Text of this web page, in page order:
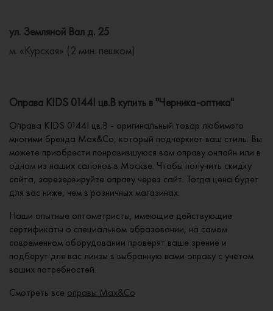
ул. Земляной Вал д. 25
м. «Курская» (2 мин. пешком)
Оправа KIDS 0144I цв.B купить в "Черника-оптика"
Оправа KIDS 0144I цв.B - оригинальный товар любимого
многими бренда Max&Co, который подчеркнет ваш стиль. Вы
можете приобрести понравившуюся вам оправу онлайн или в
одном из наших салонов в Москве. Чтобы получить скидку
сайта, зарезервируйте оправу через сайт. Тогда цена будет
для вас ниже, чем в розничных магазинах.
Наши опытные оптометристы, имеющие действующие
сертификаты о специальном образовании, на самом
современном оборудовании проверят ваше зрение и
подберут для вас линзы в выбранную вами оправу с учетом
ваших потребностей.
Смотреть все оправы Max&Co